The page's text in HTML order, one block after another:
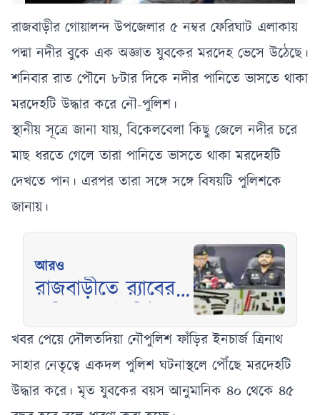
রাজবাড়ীর গোয়ালন্দ উপজেলার ৫ নম্বর ফেরিঘাট এলাকায়
পদ্মা নদীর বুকে এক অজ্ঞাত যুবকের মরদেহ ভেসে উঠেছে।
শনিবার রাত পৌনে ৮টার দিকে নদীর পানিতে ভাসতে থাকা
মরদেহটি উদ্ধার করে নৌ-পুলিশ।
স্থানীয় সূত্রে জানা যায়, বিকেলবেলা কিছু জেলে নদীর চরে
মাছ ধরতে গেলে তারা পানিতে ভাসতে থাকা মরদেহটি
দেখতে পান। এরপর তারা সঙ্গে সঙ্গে বিষয়টি পুলিশকে
জানায়।
আরও
রাজবাড়ীতে র‍্যাবের
সাব-মেশিনগানসহ
গ্রেফতার ২
খবর পেয়ে দৌলতদিয়া নৌপুলিশ ফাঁড়ির ইনচার্জ ত্রিনাথ
সাহার নেতৃত্বে একদল পুলিশ ঘটনাস্থলে পৌঁছে মরদেহটি
উদ্ধার করে। মৃত যুবকের বয়স আনুমানিক ৪০ থেকে ৪৫